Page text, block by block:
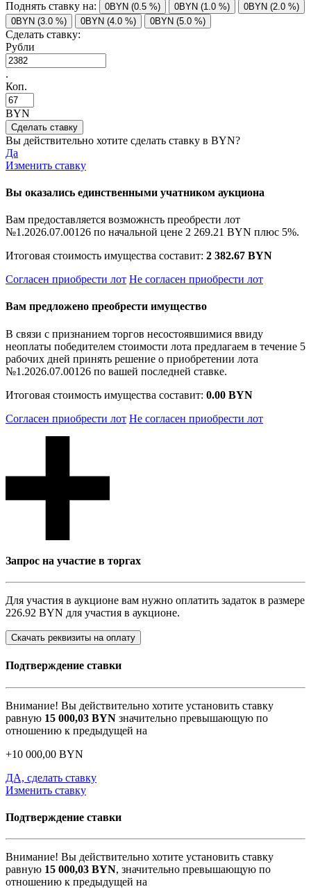
Поднять ставку на: 0BYN (0.5 %) 0BYN (1.0 %)
0BYN (2.0 %)
0BYN (3.0 %)
0BYN (4.0 %) 0BYN (5.0 %)
Сделать ставку:
Рубли
.
Коп.
BYN
Вы действительно хотите сделать ставку в BYN?
Да
Изменить ставку
Вы оказались единственными учатником аукциона
Вам предоставляется возможнсть преобрести лот
№1.2026.07.00126 по начальной цене 2 269.21 BYN плюс 5%.
Итоговая стоимость имущества составит: 2 382.67 BYN
Согласен приобрести лот Не согласен приобрести лот
Вам предложено преобрести имущество
В связи с признанием торгов несостоявшимися ввиду
неоплаты победителем стоимости лота предлагаем в течение 5
рабочих дней принять решение о приобретении лота
№1.2026.07.00126 по вашей последней ставке.
Итоговая стоимость имущества составит: 0.00 BYN
Согласен приобрести лот Не согласен приобрести лот
Запрос на участие в торгах
Для участия в аукционе вам нужно оплатить задаток в размере
226.92 BYN для участия в аукционе.
Скачать реквизиты на оплату
Подтверждение ставки
Внимание! Вы действительно хотите установить ставку
равную 15 000,03 BYN значительно превышающую по
отношению к предыдущей на
+10 000,00 BYN
ДА, сделать ставку
Изменить ставку
Подтверждение ставки
Внимание! Вы действительно хотите установить ставку
равную 15 000,03 BYN, значительно превышающую по
отношению к предыдущей на